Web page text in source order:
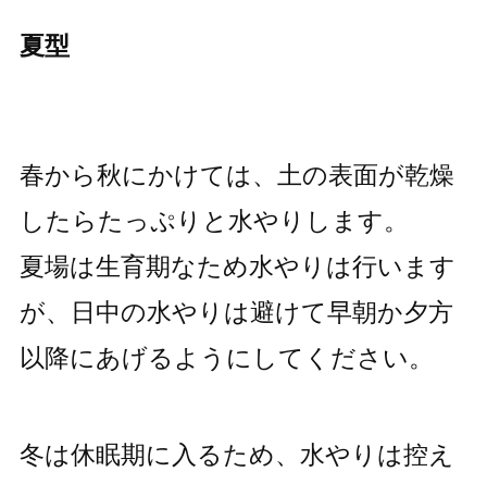
夏型
春から秋にかけては、土の表面が乾燥
したらたっぷりと水やりします。
夏場は生育期なため水やりは行います
が、日中の水やりは避けて早朝か夕方
以降にあげるようにしてください。
冬は休眠期に入るため、水やりは控え